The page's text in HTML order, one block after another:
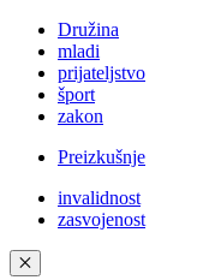
Družina
mladi
prijateljstvo
šport
zakon
Preizkušnje
invalidnost
zasvojenost
✕